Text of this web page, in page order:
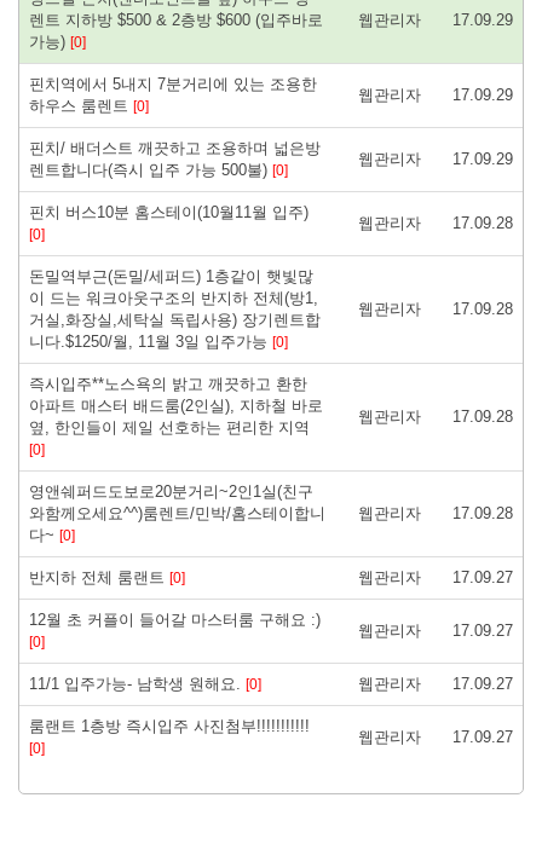
렌트 지하방 $500 & 2층방 $600 (입주바로
가능) [0]
웹관리자 17.09.29
핀치역에서 5내지 7분거리에 있는 조용한
하우스 룸렌트 [0]
웹관리자 17.09.29
핀치/ 배더스트 깨끗하고 조용하며 넓은방
렌트합니다(즉시 입주 가능 500불) [0]
웹관리자 17.09.29
핀치 버스10분 홈스테이(10월11월 입주)
[0]
웹관리자 17.09.28
돈밀역부근(돈밀/세퍼드) 1층같이 햇빛많
이 드는 워크아웃구조의 반지하 전체(방1,
거실,화장실,세탁실 독립사용) 장기렌트합
니다.$1250/월, 11월 3일 입주가능 [0]
웹관리자 17.09.28
즉시입주**노스욕의 밝고 깨끗하고 환한
아파트 매스터 배드룸(2인실), 지하철 바로
옆, 한인들이 제일 선호하는 편리한 지역
[0]
웹관리자 17.09.28
영앤쉐퍼드도보로20분거리~2인1실(친구
와함께오세요^^)룸렌트/민박/홈스테이합니
다~ [0]
웹관리자 17.09.28
반지하 전체 룸랜트 [0] 웹관리자 17.09.27
12월 초 커플이 들어갈 마스터룸 구해요 :)
[0]
웹관리자 17.09.27
11/1 입주가능- 남학생 원해요. [0] 웹관리자 17.09.27
룸랜트 1층방 즉시입주 사진첨부!!!!!!!!!!!
[0]
웹관리자 17.09.27